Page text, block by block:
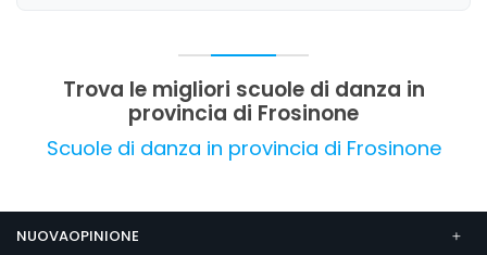
Trova le migliori scuole di danza in
provincia di Frosinone
Scuole di danza in provincia di Frosinone
NUOVAOPINIONE